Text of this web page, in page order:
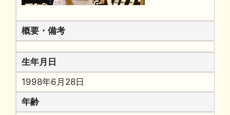
概要・備考
生年月日
1998年6月28日
年齢